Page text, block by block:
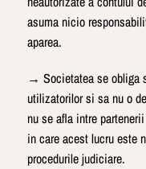
asuma nicio
aparea.
→ Societatea se obliga
utilizatorilor si sa nu o
nu se afla intre
in care acest lucru este
procedurile judiciare.